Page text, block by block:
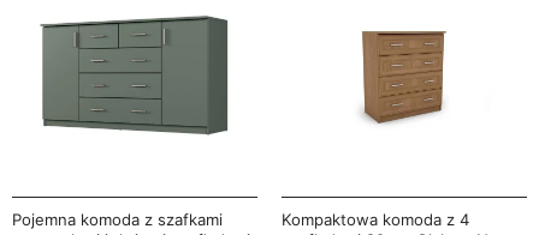
Pojemna komoda z szafkami
Kompaktowa komoda z 4